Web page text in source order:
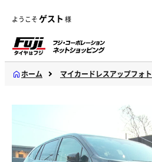
ようこそゲスト 様
ホーム マイカードレスアップフォト